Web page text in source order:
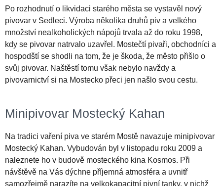
Po rozhodnutí o likvidaci starého města se vystavěl nový
pivovar v Sedleci. Výroba několika druhů piv a velkého
množství nealkoholických nápojů trvala až do roku 1998,
kdy se pivovar natrvalo uzavřel. Mostečtí pivaři, obchodníci a
hospodští se shodli na tom, že je škoda, že město přišlo o
svůj pivovar. Naštěstí tomu však nebylo navždy a
pivovarnictví si na Mostecko přeci jen našlo svou cestu.
Minipivovar Mostecký Kahan
Na tradici vaření piva ve starém Mostě navazuje minipivovar
Mostecký Kahan. Vybudován byl v listopadu roku 2009 a
naleznete ho v budově mosteckého kina Kosmos. Při
návštěvě na Vás dýchne příjemná atmosféra a uvnitř
samozřejmě narazíte na velkokapacitní pivní tanky, v nichž